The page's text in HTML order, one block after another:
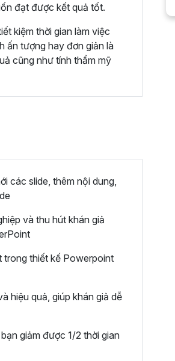
đạt được kết quả tốt.
kiệm thời gian làm việc
ấn tượng hay đơn giản là
cũng như tính thẩm mỹ
các slide, thêm nội dung,
và thu hút khán giả
trong thiết kế Powerpoint
hiệu quả, giúp khán giả dễ
giảm được 1/2 thời gian